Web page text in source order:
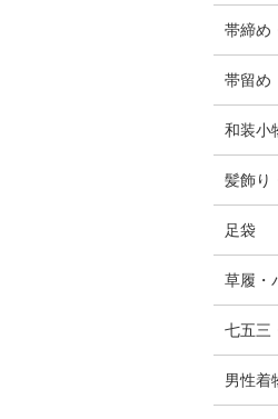
帯締め
帯留め
和装小
髪飾り
足袋
草履・
七五三
男性着